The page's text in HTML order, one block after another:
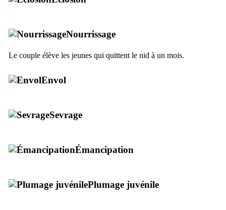
Nourrissage
Le couple élève les jeunes qui quittent le nid à un mois.
Envol
Sevrage
Émancipation
Plumage juvénile